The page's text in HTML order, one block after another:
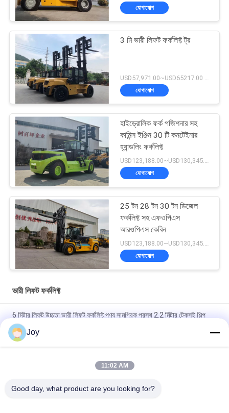
যোগাযোগ
3 মি ভারী লিফট ফর্কলিফ্ট ট্র
USD57,971.00~USD65217.00 unit MOQ:1 একক
যোগাযোগ
হাইড্রোলিক ফর্ক পজিশনার সহ
কামিন্স ইঞ্জিন 30 টি কনটেইনার
হ্যান্ডলিং ফর্কলিফ্ট
USD123,188.00~USD130,345.00/ Unit MOQ:1 একক
যোগাযোগ
25 টন 28 টন 30 টন ডিজেল
ফর্কলিফ্ট সহ এফওপিএস
আরওপিএস কেবিন
USD123,188.00~USD130,345.00/ Unit MOQ:1 একক
যোগাযোগ
ভারী লিফট ফর্কলিফ্ট
6 মিটার লিফট উচ্চতা ভারী লিফট ফর্কলিফ্ট পণ্য সামগ্রিক প্রস্থ 2.2 মিটার টেকসই শিল্প
উপাদান হ্যান্ডলিং সরঞ্জাম
বক্স টাইপ ইনার আউটার মাস্ট কাউন্টারব্যালেন্স ফর্কলিফ্ট সামগ্রিক আকার
৭২০০x২৫৫০x৩৪৬০মিমি গুদামঘরের জন্য হেভি ডিউটি ​​লিফটিং ভেহিকেল
কাস্টমাইজড ই এম ভারী দায়িত্ব কাজ জন্য আদর্শ
Joy
11:02 AM
Good day, what product are you looking for?